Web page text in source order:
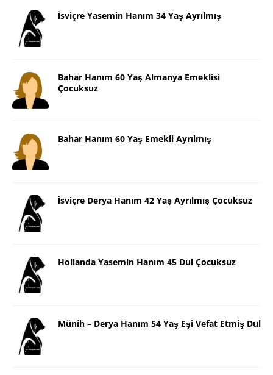
İsviçre Yasemin Hanım 34 Yaş Ayrılmış
Bahar Hanım 60 Yaş Almanya Emeklisi
Çocuksuz
Bahar Hanım 60 Yaş Emekli Ayrılmış
İsviçre Derya Hanım 42 Yaş Ayrılmış Çocuksuz
Hollanda Yasemin Hanım 45 Dul Çocuksuz
Münih – Derya Hanım 54 Yaş Eşi Vefat Etmiş Dul